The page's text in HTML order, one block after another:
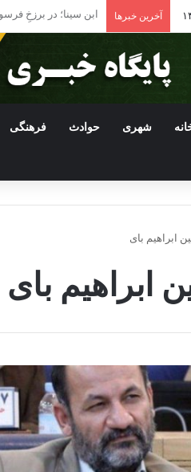
آخرین خبرها ادامه فعالیت
شهری حوادث فرهنگی
ابراهیم بای
ابراهیم بای